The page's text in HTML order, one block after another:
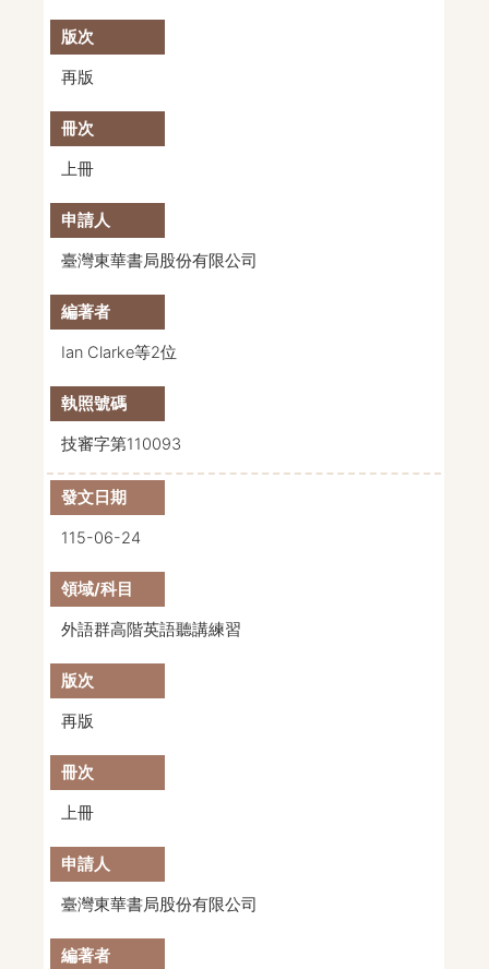
再版
上冊
臺灣東華書局股份有限公司
Ian Clarke等2位
技審字第110093
115-06-24
外語群高階英語聽講練習
再版
上冊
臺灣東華書局股份有限公司